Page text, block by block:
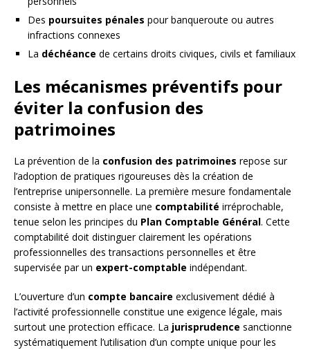
Des poursuites pénales pour banqueroute ou autres
infractions connexes
La déchéance de certains droits civiques, civils et familiaux
Les mécanismes préventifs pour
éviter la confusion des
patrimoines
La prévention de la confusion des patrimoines repose sur
l’adoption de pratiques rigoureuses dès la création de
l’entreprise unipersonnelle. La première mesure fondamentale
consiste à mettre en place une comptabilité irréprochable,
tenue selon les principes du Plan Comptable Général. Cette
comptabilité doit distinguer clairement les opérations
professionnelles des transactions personnelles et être
supervisée par un expert-comptable indépendant.
L’ouverture d’un compte bancaire exclusivement dédié à
l’activité professionnelle constitue une exigence légale, mais
surtout une protection efficace. La jurisprudence sanctionne
systématiquement l’utilisation d’un compte unique pour les